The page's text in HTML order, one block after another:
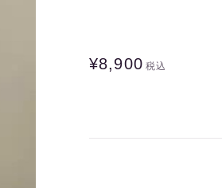
¥8,900 税込